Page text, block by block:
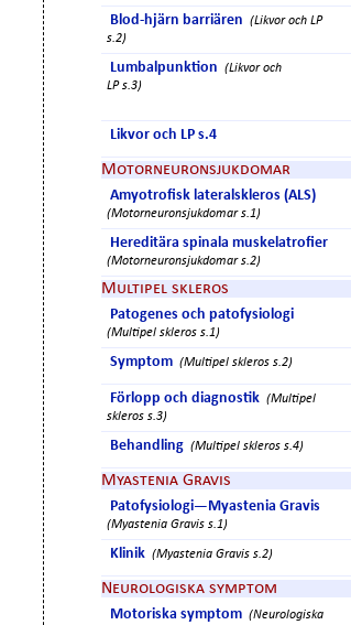
Blod-hjärn barriären (Likvor och LP
s.2)
Lumbalpunktion (Likvor och
LP s.3)
Likvor och LP s.4
Motorneuronsjukdomar
Amyotrofisk lateralskleros (ALS)
(Motorneuronsjukdomar s.1)
Hereditära spinala muskelatrofier
(Motorneuronsjukdomar s.2)
Multipel skleros
Patogenes och patofysiologi
(Multipel skleros s.1)
Symptom (Multipel skleros s.2)
Förlopp och diagnostik (Multipel
skleros s.3)
Behandling (Multipel skleros s.4)
Myastenia Gravis
Patofysiologi—Myastenia Gravis
(Myastenia Gravis s.1)
Klinik (Myastenia Gravis s.2)
Neurologiska symptom
Motoriska symptom (Neurologiska